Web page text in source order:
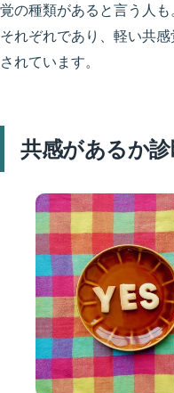
覚の種類がある と言う人
それぞれであり、軽い共
されています。
共感があるか